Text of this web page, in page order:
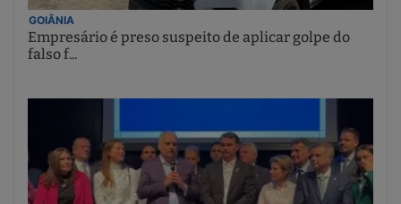
GOIÂNIA
Empresário é preso suspeito de aplicar golpe do
falso f...